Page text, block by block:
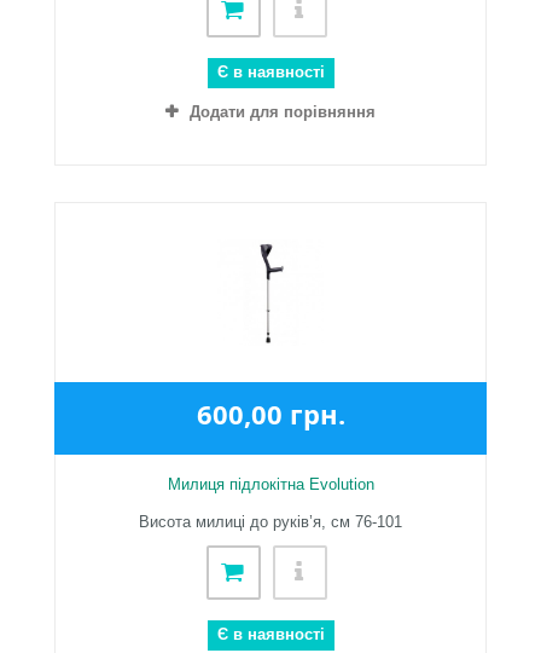
Є в наявності
Додати для порівняння
600,00 грн.
Милиця підлокітна Evolution
Висота милиці до руків’я, см 76-101
Є в наявності